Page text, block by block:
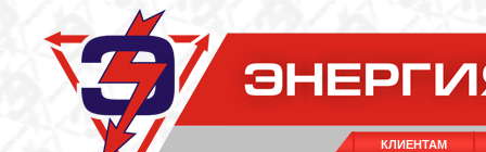
КЛИЕНТАМ